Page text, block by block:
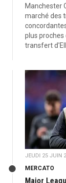
Manchester
marché des
plus proches
transfert
JEUDI 25 JUIN
MERCATO
Major